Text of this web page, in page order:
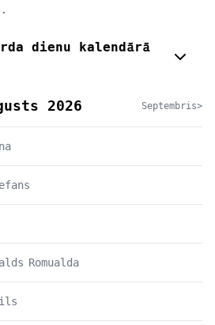
dienu kalendārā
2026 Septembris>
Romualda